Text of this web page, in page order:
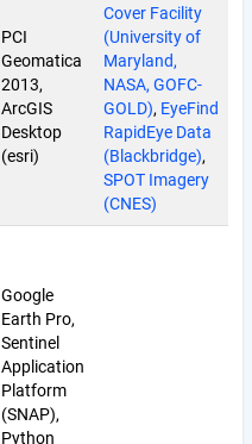
PCI
Geomatica
2013,
ArcGIS
Desktop
(esri)
Cover Facility
(University of
Maryland,
NASA, GOFC-
GOLD), EyeFind
RapidEye Data
(Blackbridge),
SPOT Imagery
(CNES)
Google
Earth Pro,
Sentinel
Application
Platform
(SNAP),
Python